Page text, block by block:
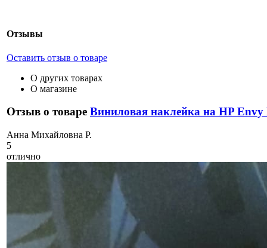
Отзывы
Оставить отзыв о товаре
О других товарах
О магазине
Отзыв о товаре Виниловая наклейка на HP Envy
Анна Михайловна Р.
5
отлично